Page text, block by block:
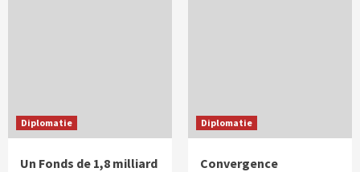
Diplomatie
Un Fonds de 1,8 milliard
Diplomatie
Convergence